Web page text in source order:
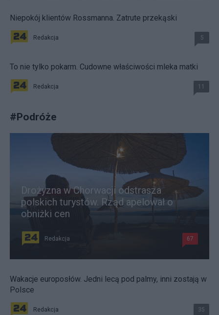
Niepokój klientów Rossmanna. Zatrute przekąski
Redakcja 5
To nie tylko pokarm. Cudowne właściwości mleka matki
Redakcja 11
#Podróże
Drożyzna w Chorwacji odstrasza
polskich turystów. Rząd apelował o
obniżki cen
Redakcja 67
Wakacje europosłów. Jedni lecą pod palmy, inni zostają w
Polsce
Redakcja 35